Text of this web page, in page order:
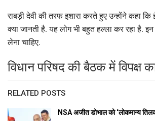
राबड़ी देवी की तरफ इशारा करते हुए उन्होंने कहा
क्या जानती है. यह लोग भी बहुत हल्ला कर रहा है.
लेना चाहिए.
विधान परिषद की बैठक में विपक्ष
RELATED POSTS
NSA अजीत डोभाल को ‘लोकमान्य